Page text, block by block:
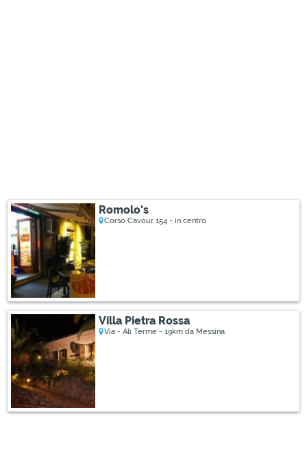
Romolo's
Corso Cavour 154 - in centro
Villa Pietra Rossa
Via - Alì Terme - 19km da Messina